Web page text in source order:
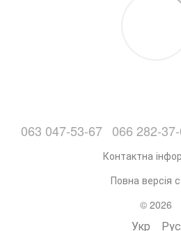
063 047-53-67 066 282-
Контактна
Повна версія
© 2026
Укр Рус